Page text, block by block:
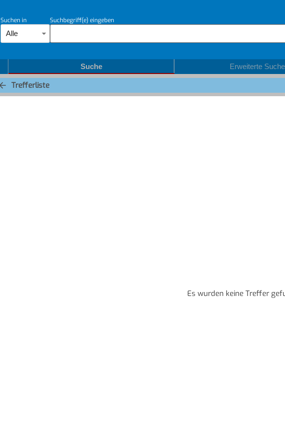
Suchen in
Alle
Suchbegriff(e) eingeben
Suche Erweiterte Suche
Trefferliste
Es wurden keine Treffer